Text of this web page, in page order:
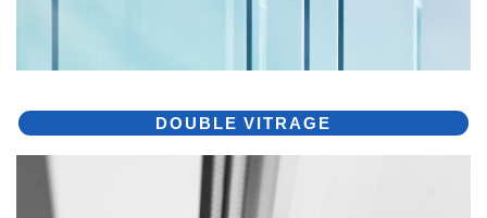
DOUBLE VITRAGE